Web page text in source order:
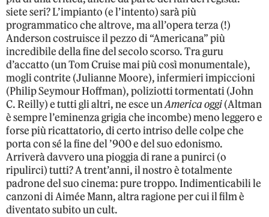
siete seri? L’impianto (e l’intento) sarà più
programmatico che altrove, ma all’opera terza (!)
Anderson costruisce il pezzo di “Americana” più
incredibile della fine del secolo scorso. Tra guru
d’accatto (un Tom Cruise mai più così monumentale),
mogli contrite (Julianne Moore), infermieri impiccioni
(Philip Seymour Hoffman), poliziotti tormentati (John
C. Reilly) e tutti gli altri, ne esce unAmerica oggi(Altman
è sempre l’eminenza grigia che incombe) meno leggero e
forse più ricattatorio, di certo intriso delle colpe che
porta con sé la fine del ’900 e del suo edonismo.
Arriverà davvero una pioggia di rane a punirci (o
ripulirci) tutti? A trent’anni, il nostro è totalmente
padrone del suo cinema: pure troppo. Indimenticabili le
canzoni di Aimée Mann, altra ragione per cui il film è
diventato subito un cult.